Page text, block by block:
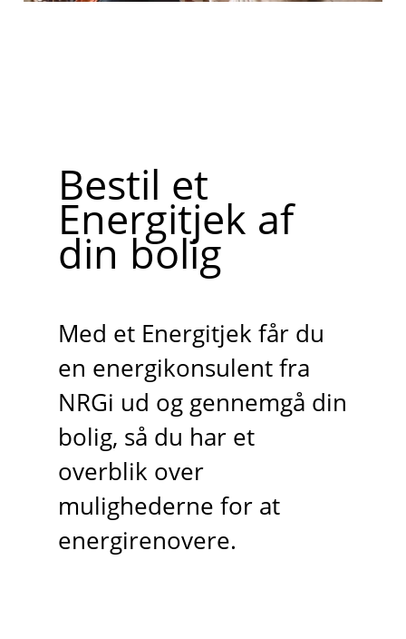
Bestil et
Energitjek af
din bolig
Med et Energitjek får du
en energikonsulent fra
NRGi ud og gennemgå din
bolig, så du har et
overblik over
mulighederne for at
energirenovere.